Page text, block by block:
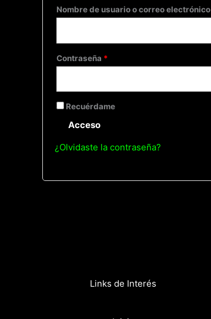
Nombre de usuario o correo electrónico
Contraseña *
Recuérdame
Acceso
¿Olvidaste la contraseña?
Links de Interés